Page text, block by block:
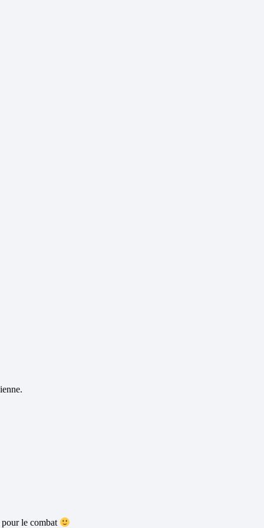
pour le combat